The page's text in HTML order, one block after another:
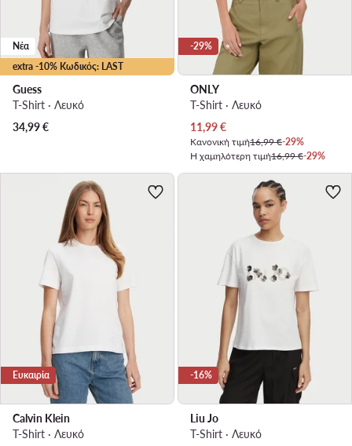
extra -10% Κωδικός: LAST
Νέα
Guess
T-Shirt · Λευκό
34,99€
-29%
ONLY
T-Shirt · Λευκό
Τρέχουσα τιμή
11,99€
Κανονική τιμή16,99 €-29%
Η χαμηλότερη τιμή16,99 €-29%
Ευκαιρία
Calvin Klein
T-Shirt · Λευκό
-16%
Liu Jo
T-Shirt · Λευκό